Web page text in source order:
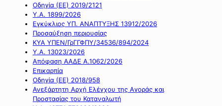
Οδηγία (ΕΕ) 2019/2121
Υ.Α. 1899/2026
Εγκύκλιος ΥΠ. ΑΝΑΠΤΥΞΗΣ 13912/2026
Προσαύξηση περιουσίας
ΚΥΑ ΥΠΕΝ/ΓρΓΓΦΠΥ/34536/894/2024
Υ.Α. 13023/2026
Απόφαση ΑΑΔΕ Α.1062/2026
Επικαρπία
Οδηγία (ΕΕ) 2018/958
Ανεξάρτητη Αρχή Ελέγχου της Αγοράς και
Προστασίας του Καταναλωτή